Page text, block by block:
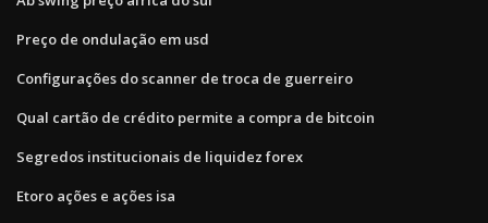
Preço de ondulação em usd
Configurações do scanner de troca de guerreiro
Qual cartão de crédito permite a compra de bitcoin
Segredos institucionais de liquidez forex
Etoro ações e ações isa